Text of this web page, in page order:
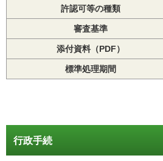
許認可等の種類
審査基準
添付資料（PDF）
標準処理期間
行政手続